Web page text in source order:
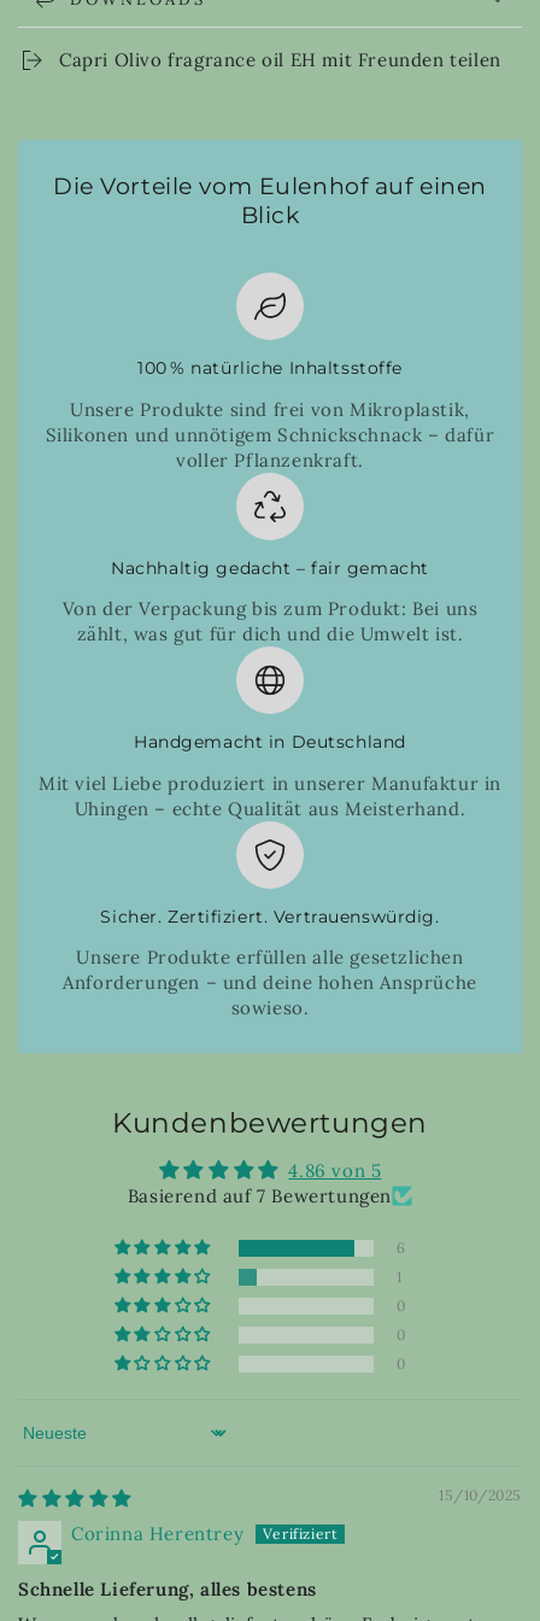
Capri Olivo fragrance oil EH mit Freunden teilen
Die Vorteile vom Eulenhof auf einen
Blick
100 % natürliche Inhaltsstoffe
Unsere Produkte sind frei von Mikroplastik,
Silikonen und unnötigem Schnickschnack – dafür
voller Pflanzenkraft.
Nachhaltig gedacht – fair gemacht
Von der Verpackung bis zum Produkt: Bei uns
zählt, was gut für dich und die Umwelt ist.
Handgemacht in Deutschland
Mit viel Liebe produziert in unserer Manufaktur in
Uhingen – echte Qualität aus Meisterhand.
Sicher. Zertifiziert. Vertrauenswürdig.
Unsere Produkte erfüllen alle gesetzlichen
Anforderungen – und deine hohen Ansprüche
sowieso.
Kundenbewertungen
4.86 von 5
Basierend auf 7 Bewertungen
6
1
0
0
0
Sort by
15/10/2025
Corinna Herentrey
Schnelle Lieferung, alles bestens